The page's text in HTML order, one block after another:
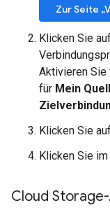
Zur Seite
Klicken Sie
Aktivieren Sie
für Mein
Klicken Sie
Klicken Sie
Cloud